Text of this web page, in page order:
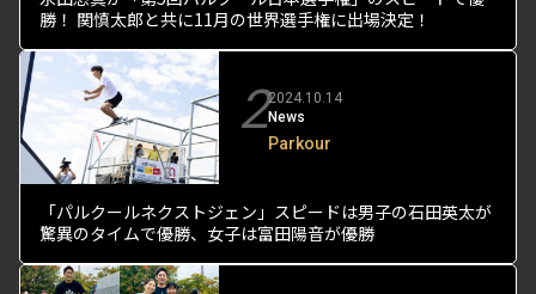
勝！ 関慎太郎と共に11月の世界選手権に出場決定！
22024.10.14
News
Parkour
「パルクールネクストジェン」スピードは男子の石田英太が
驚異のタイムで優勝、女子は富田陽音が優勝